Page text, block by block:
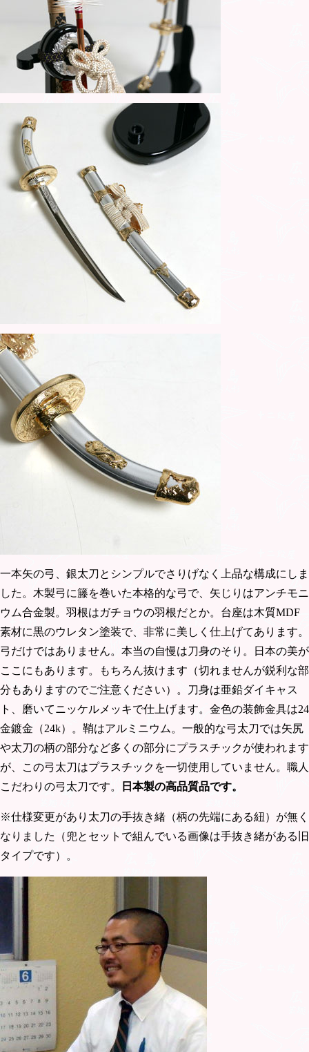
一本矢の弓、銀太刀とシンプルでさりげなく上品な構成にしま
した。木製弓に籐を巻いた本格的な弓で、矢じりはアンチモニ
ウム合金製。羽根はガチョウの羽根だとか。台座は木質MDF
素材に黒のウレタン塗装で、非常に美しく仕上げてあります。
弓だけではありません。本当の自慢は刀身のそり。日本の美が
ここにもあります。もちろん抜けます（切れませんが鋭利な部
分もありますのでご注意ください）。刀身は亜鉛ダイキャス
ト、磨いてニッケルメッキで仕上げます。金色の装飾金具は24
金鍍金（24k）。鞘はアルミニウム。一般的な弓太刀では矢尻
や太刀の柄の部分など多くの部分にプラスチックが使われます
が、この弓太刀はプラスチックを一切使用していません。職人
こだわりの弓太刀です。
日本製の高品質品です。
※仕様変更があり太刀の手抜き緒（柄の先端にある紐）が無く
なりました（兜とセットで組んでいる画像は手抜き緒がある旧
タイプです）。